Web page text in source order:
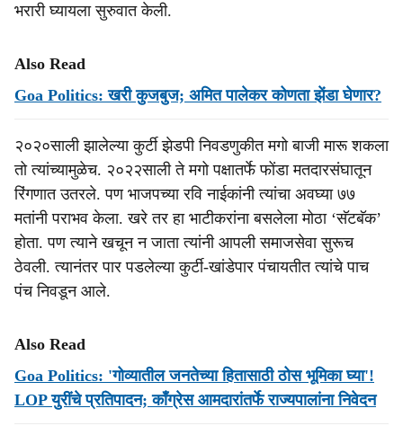
भरारी घ्यायला सुरुवात केली.
Also Read
Goa Politics: खरी कुजबुज; अमित पालेकर कोणता झेंडा घेणार?
२०२०साली झालेल्या कुर्टी झेडपी निवडणुकीत मगो बाजी मारू शकला
तो त्यांच्यामुळेच. २०२२साली ते मगो पक्षातर्फे फोंडा मतदारसंघातून
रिंगणात उतरले. पण भाजपच्या रवि नाईकांनी त्यांचा अवघ्या ७७
मतांनी पराभव केला. खरे तर हा भाटीकरांना बसलेला मोठा ‘सॅटबॅक’
होता. पण त्याने खचून न जाता त्यांनी आपली समाजसेवा सुरूच
ठेवली. त्यानंतर पार पडलेल्या कुर्टी-खांडेपार पंचायतीत त्यांचे पाच
पंच निवडून आले.
Also Read
Goa Politics: 'गोव्यातील जनतेच्या हितासाठी ठोस भूमिका घ्या'!
LOP युरींचे प्रतिपादन; काँग्रेस आमदारांतर्फे राज्यपालांना निवेदन